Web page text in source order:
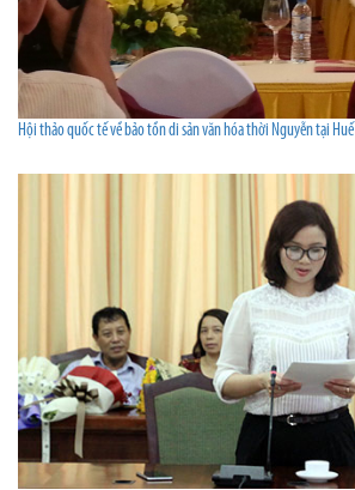
Hội thảo quốc tế về bảo tồn di sản văn hóa thời Nguyễn tại Huế